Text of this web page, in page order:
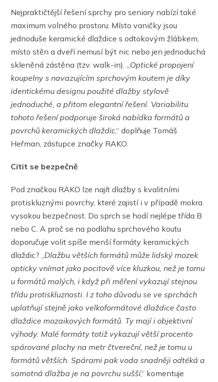
Nejpraktičtější řešení sprchy pro seniory nabízí také
maximum volného prostoru: Místo vaničky jsou
jednoduše keramické dlaždice s odtokovým žlábkem,
místo stěn a dveří nemusí být nic nebo jen jednoduchá
skleněná zástěna (tzv. walk-in). „Optické propojení
koupelny s navazujícím sprchovým koutem je díky
identickému designu použité dlažby stylově
jednoduché, a přitom elegantní řešení. Variabilitu
tohoto řešení podporuje široká nabídka formátů a
povrchů keramických dlaždic,“ doplňuje Tomáš
Heřman, zástupce značky RAKO.
Cítit se bezpečně
Pod značkou RAKO lze najít dlažby s kvalitními
protiskluznými povrchy, které zajistí i v případě mokra
vysokou bezpečnost. Do sprch se hodí nejlépe třída B
nebo C. A proč se na podlahu sprchového koutu
doporučuje volit spíše menší formáty keramických
dlaždic? „ Dlažbu větších formátů může lidský mozek
opticky vnímat jako pocitově více kluzkou, než je tomu
u formátů malých, i když při měření vykazují stejnou
třídu protiskluznosti. I z toho důvodu se ve sprchách
uplatňují stejně jako velkoformátové dlaždice často
dlaždice mozaikových formátů. Ty mají i objektivní
výhody. Malé formáty totiž vykazují větší procento
spárované plochy na metr čtvereční, než je tomu u
formátů větších. Spárami pak voda snadněji odtéká a
samotná dlažba je na povrchu sušší,“ komentuje